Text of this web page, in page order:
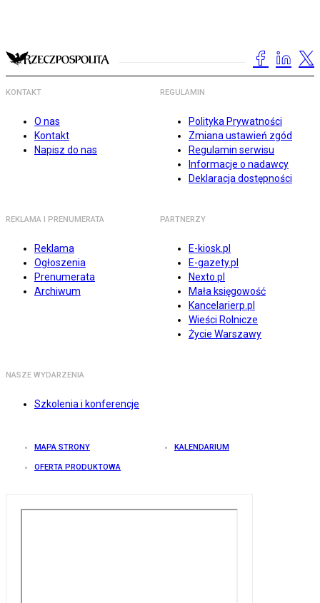
KONTAKT
O nas
Kontakt
Napisz do nas
REGULAMIN
Polityka Prywatności
Zmiana ustawień zgód
Regulamin serwisu
Informacje o nadawcy
Deklaracja dostępności
REKLAMA I PRENUMERATA
Reklama
Ogłoszenia
Prenumerata
Archiwum
PARTNERZY
E-kiosk.pl
E-gazety.pl
Nexto.pl
Mała księgowość
Kancelarierp.pl
Wieści Rolnicze
Życie Warszawy
NASZE WYDARZENIA
Szkolenia i konferencje
MAPA STRONY KALENDARIUM
OFERTA PRODUKTOWA